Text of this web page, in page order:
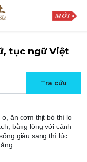
tục ngữ Việt
ăn cơm thịt bò thì lo
bằng lòng với cảnh
giàu sang thì lúc